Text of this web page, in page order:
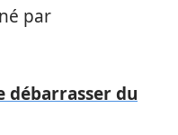
par
débarrasser du